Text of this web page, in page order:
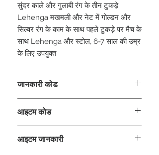
सुंदर काले और गुलाबी रंग के तीन टुकड़े
Lehenga मखमली और नेट में गोल्डन और
सिल्वर रंग के काम के साथ पहले टुकड़े पर मैच के
साथ Lehenga और स्टोल, 6-7 साल की उम्र
के लिए उपयुक्त
जानकारी कोड
आइटम कोड
आइटम जानकारी